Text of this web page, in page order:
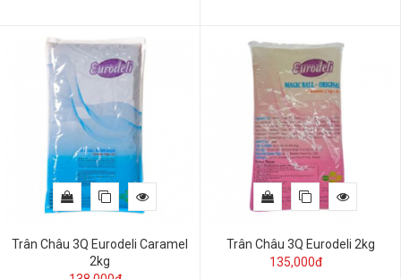
Trân Châu 3Q Eurodeli Caramel
2kg
Trân Châu 3Q Eurodeli 2kg
135,000đ